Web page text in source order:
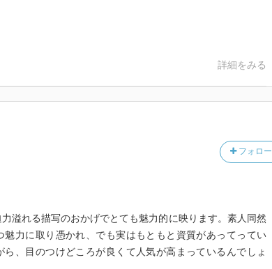
詳細をみる
フォロー
溢れる描写のおかげでとても魅力的に映ります。素人同然
魅力に取り憑かれ、でも実はもともと資質があってってい
ら、目のつけどころが良くて人気が高まっているんでしょ